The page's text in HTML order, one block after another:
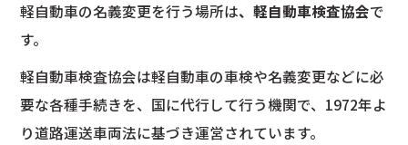
軽自動車の名義変更を行う場所は、軽自動車検査協会で
す。
軽自動車検査協会は軽自動車の車検や名義変更などに必
要な各種手続きを、国に代行して行う機関で、1972年よ
り道路運送車両法に基づき運営されています。